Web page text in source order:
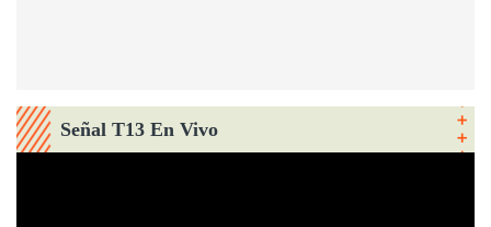
Señal T13 En Vivo